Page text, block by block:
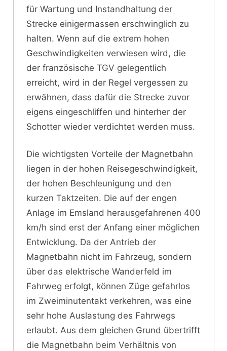
für Wartung und Instandhaltung der
Strecke einigermassen erschwinglich zu
halten. Wenn auf die extrem hohen
Geschwindigkeiten verwiesen wird, die
der französische TGV gelegentlich
erreicht, wird in der Regel vergessen zu
erwähnen, dass dafür die Strecke zuvor
eigens eingeschliffen und hinterher der
Schotter wieder verdichtet werden muss.
Die wichtigsten Vorteile der Magnetbahn
liegen in der hohen Reisegeschwindigkeit,
der hohen Beschleunigung und den
kurzen Taktzeiten. Die auf der engen
Anlage im Emsland herausgefahrenen 400
km/h sind erst der Anfang einer möglichen
Entwicklung. Da der Antrieb der
Magnetbahn nicht im Fahrzeug, sondern
über das elektrische Wanderfeld im
Fahrweg erfolgt, können Züge gefahrlos
im Zweiminutentakt verkehren, was eine
sehr hohe Auslastung des Fahrwegs
erlaubt. Aus dem gleichen Grund übertrifft
die Magnetbahn beim Verhältnis von